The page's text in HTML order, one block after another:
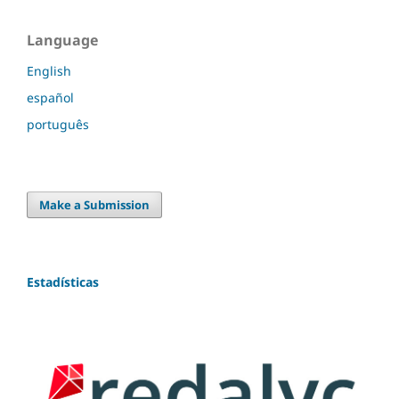
Language
English
español
português
Make a Submission
Estadísticas